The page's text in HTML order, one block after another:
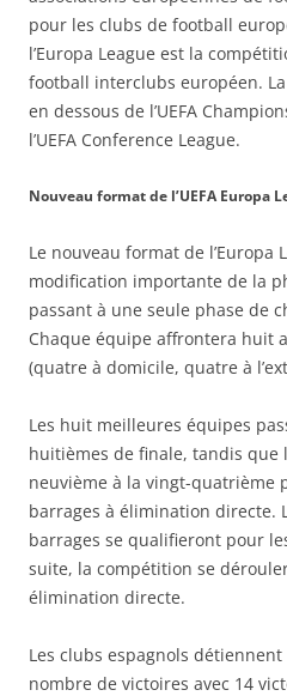
pour les clubs de football
l’Europa League est la
football interclubs européen.
en dessous de l’UEFA
l’UEFA Conference League.
Nouveau format de l’UEFA Europa
Le nouveau format de l’Europa
modification importante de la
passant à une seule phase de
Chaque équipe affrontera huit
(quatre à domicile, quatre à
Les huit meilleures équipes
huitièmes de finale, tandis que
neuvième à la vingt-quatrième
barrages à élimination directe.
barrages se qualifieront pour
suite, la compétition se
élimination directe.
Les clubs espagnols
nombre de victoires avec 14